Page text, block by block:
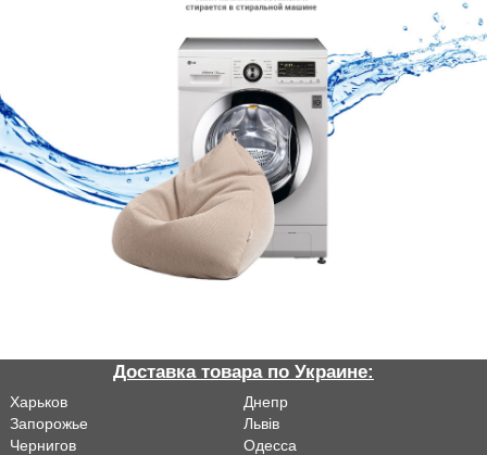
Доставка товара по Украине:
Харьков
Днепр
Запорожье
Львiв
Чернигов
Одесса